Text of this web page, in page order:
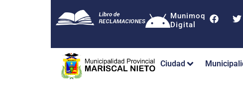
Munimoq
Digital
Ciudad